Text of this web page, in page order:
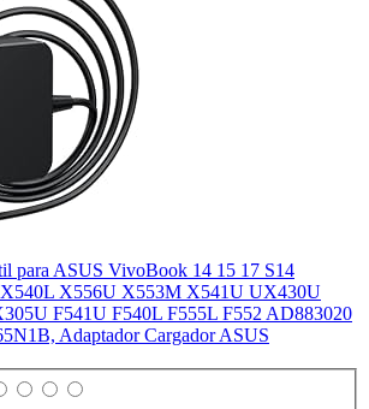
para ASUS VivoBook 14 15 17 S14
X556U X553M X541U UX430U
F541U F540L F555L F552 AD883020
Adaptador Cargador ASUS